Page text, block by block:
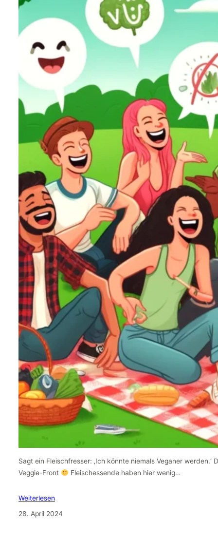
Sagt ein Fleischfresser: ‚Ich könnte niemals Veganer
Veggie-Front
Fleischessende haben hier wenig…
Weiterlesen
28. April 2024